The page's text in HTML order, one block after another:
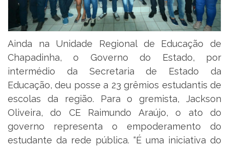
Ainda na Unidade Regional de Educação de
Chapadinha, o Governo do Estado, por
intermédio da Secretaria de Estado da
Educação, deu posse a 23 grêmios estudantis de
escolas da região. Para o gremista, Jackson
Oliveira, do CE Raimundo Araújo, o ato do
governo representa o empoderamento do
estudante da rede pública. “É uma iniciativa do